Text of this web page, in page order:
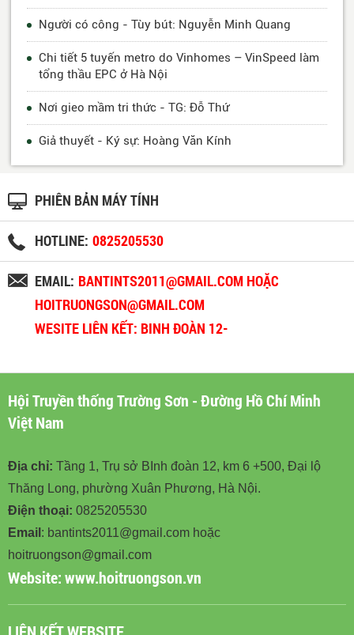
Người có công - Tùy bút: Nguyễn Minh Quang
Chi tiết 5 tuyến metro do Vinhomes – VinSpeed làm
tổng thầu EPC ở Hà Nội
Nơi gieo mầm tri thức - TG: Đỗ Thứ
Giả thuyết - Ký sự: Hoàng Văn Kính
PHIÊN BẢN MÁY TÍNH
HOTLINE: 0825205530
EMAIL: BANTINTS2011@GMAIL.COM HOẶC
HOITRUONGSON@GMAIL.COM
WESITE LIÊN KẾT: BINH ĐOÀN 12-
Hội Truyền thống Trường Sơn - Đường Hồ Chí Minh
Việt Nam
Địa chỉ: Tầng 1, Trụ sở BInh đoàn 12, km 6 +500, Đại lộ
Thăng Long, phường Xuân Phương, Hà Nội.
Điện thoại: 0825205530
Email : bantints2011@gmail.com hoặc
hoitruongson@gmail.com
Website:www.hoitruongson.vn